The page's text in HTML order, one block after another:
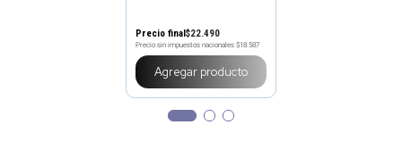
Precio final$22.490
Precio sin impuestos nacionales $18.587
Agregar producto